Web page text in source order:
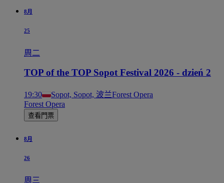
8月
25
周二
TOP of the TOP Sopot Festival 2026 - dzień 2
19:30 Sopot, Sopot, 波兰Forest Opera
Forest Opera
查看門票
8月
26
周三